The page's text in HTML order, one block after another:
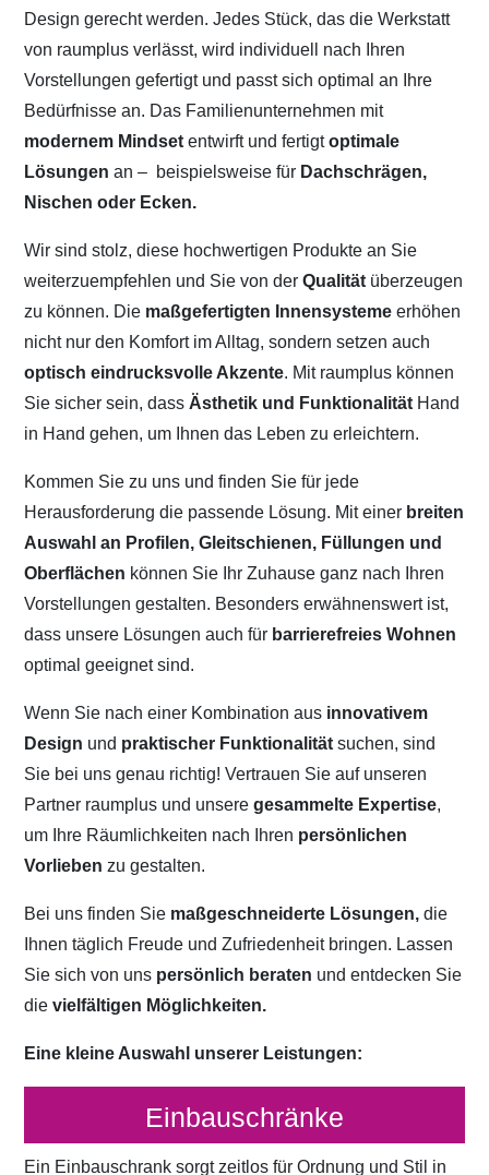
Design gerecht werden. Jedes Stück, das die Werkstatt
von raumplus verlässt, wird individuell nach Ihren
Vorstellungen gefertigt und passt sich optimal an Ihre
Bedürfnisse an. Das Familienunternehmen mit
modernem Mindset entwirft und fertigtoptimale
Lösungen an – beispielsweise für Dachschrägen,
Nischen oder Ecken.
Wir sind stolz, diese hochwertigen Produkte an Sie
weiterzuempfehlen und Sie von derQualität überzeugen
zu können. Die maßgefertigten Innensystemeerhöhen
nicht nur den Komfort im Alltag, sondern setzen auch
optisch eindrucksvolle Akzente. Mit raumplus können
Sie sicher sein, dass Ästhetik und Funktionalität Hand
in Hand gehen, um Ihnen das Leben zu erleichtern.
Kommen Sie zu uns und finden Sie für jede
Herausforderung die passende Lösung. Mit einer breiten
Auswahl an Profilen, Gleitschienen, Füllungen und
Oberflächen können Sie Ihr Zuhause ganz nach Ihren
Vorstellungen gestalten. Besonders erwähnenswert ist,
dass unsere Lösungen auch für barrierefreies Wohnen
optimal geeignet sind.
Wenn Sie nach einer Kombination aus innovativem
Design und praktischer Funktionalitätsuchen, sind
Sie bei uns genau richtig! Vertrauen Sie auf unseren
Partner raumplus und unseregesammelte Expertise,
um Ihre Räumlichkeiten nach Ihren persönlichen
Vorliebenzu gestalten.
Bei uns finden Sie maßgeschneiderte Lösungen, die
Ihnen täglich Freude und Zufriedenheit bringen. Lassen
Sie sich von uns persönlich beraten und entdecken Sie
dievielfältigen Möglichkeiten.
Eine kleine Auswahl unserer Leistungen:
Einbauschränke
Ein Einbauschrank sorgt zeitlos für Ordnung und Stil in